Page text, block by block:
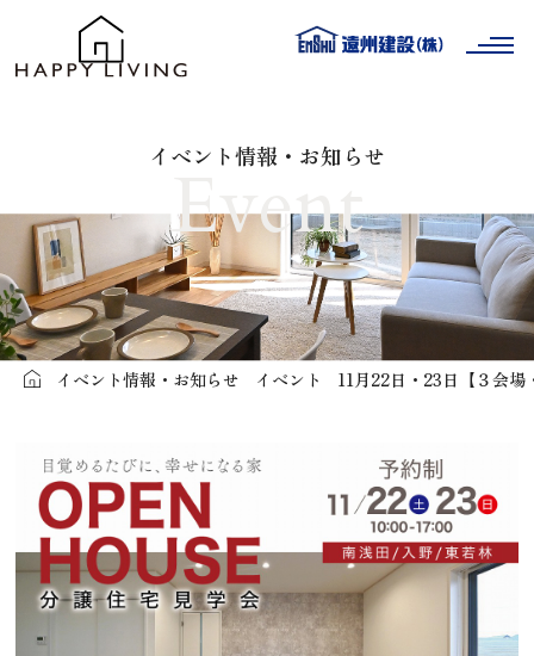
分譲・建売住宅
Custom
注文住宅
Ready Built
分譲・建売住宅を探す
Voice
Philosophy
遠州建設の家づくり
Company
会社情報
イベント情報・お知らせ
Event
イベント情報・お知らせ イベント 11月22日・23日【３会